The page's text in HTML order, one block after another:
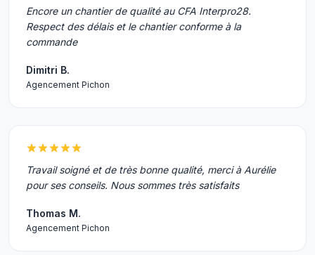
Encore un chantier de qualité au CFA Interpro28.
Respect des délais et le chantier conforme à la
commande
Dimitri B.
Agencement Pichon
Travail soigné et de très bonne qualité, merci à Aurélie
pour ses conseils. Nous sommes très satisfaits
Thomas M.
Agencement Pichon